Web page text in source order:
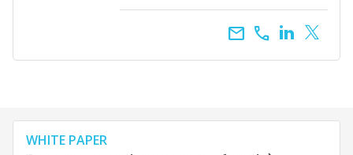
call
email
WHITE PAPER